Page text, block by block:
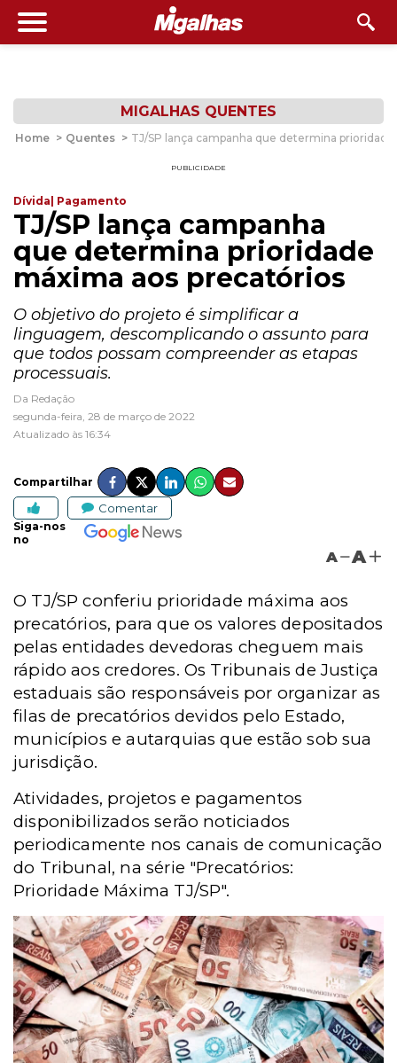
MIGALHAS QUENTES
Home > Quentes > TJ/SP lança campanha que determina
PUBLICIDADE
Dívida| Pagamento
TJ/SP lança campanha
que determina prioridade
máxima aos precatórios
O objetivo do projeto é simplificar a
linguagem, descomplicando o assunto para
que todos possam compreender as etapas
processuais.
Da Redação
segunda-feira, 28 de março de 2022
Atualizado às 16:34
Compartilhar
Comentar
Siga-nos
no
A A
O TJ/SP conferiu prioridade máxima aos
precatórios, para que os valores depositados
pelas entidades devedoras cheguem mais
rápido aos credores. Os Tribunais de Justiça
estaduais são responsáveis por organizar as
filas de precatórios devidos pelo Estado,
municípios e autarquias que estão sob sua
jurisdição.
Atividades, projetos e pagamentos
disponibilizados serão noticiados
periodicamente nos canais de comunicação
do Tribunal, na série "Precatórios:
Prioridade Máxima TJ/SP".